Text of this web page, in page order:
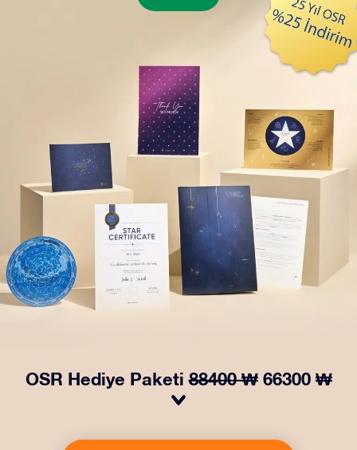
OSR Hediye Paketi88400 ₩ 66300 ₩
zarf içinde kişiye özel hazırlanan belgelerin seçtiğiniz